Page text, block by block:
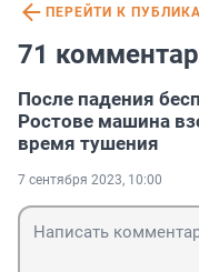
ПЕРЕЙТИ К
71
После падения
Ростове машина
время тушения
7 сентября 2023, 10:00